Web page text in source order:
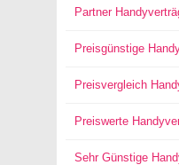
Partner
Preisgünstige
Preisvergleich
Preiswerte
Sehr Günstige